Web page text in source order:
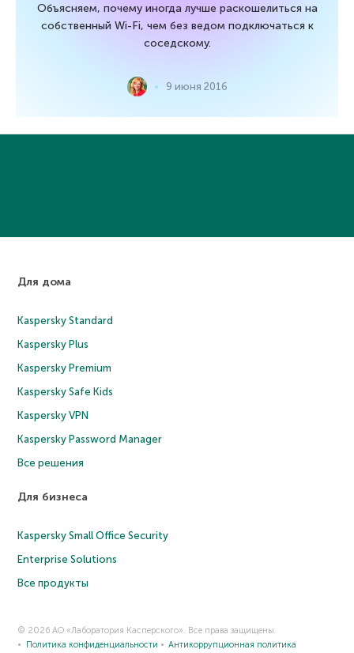
Объясняем, почему иногда лучше раскошелиться на
собственный Wi-Fi, чем без ведом подключаться к
соседскому.
9 июня 2016
Для дома
Kaspersky Standard
Kaspersky Plus
Kaspersky Premium
Kaspersky Safe Kids
Kaspersky VPN
Kaspersky Password Manager
Все решения
Для бизнеса
Kaspersky Small Office Security
Enterprise Solutions
Все продукты
© 2026 АО «Лаборатория Касперского». Все права защищены.
Политика конфиденциальности
Антикоррупционная политика